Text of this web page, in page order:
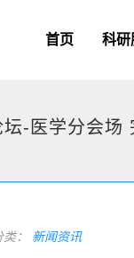
首页 科研
-医学分会场
类： 新闻资讯